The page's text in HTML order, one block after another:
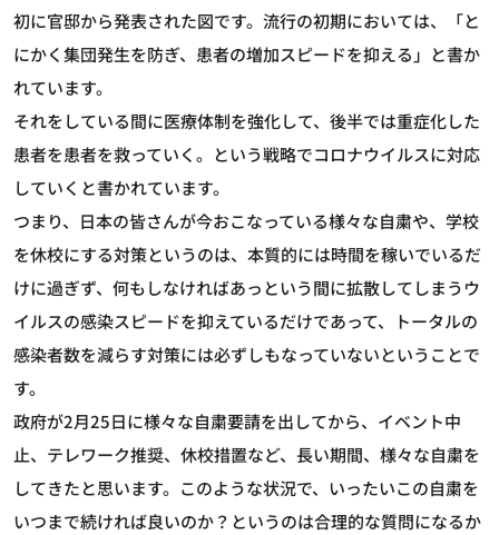
初に官邸から発表された図です。流行の初期においては、「と
にかく集団発生を防ぎ、患者の増加スピードを抑える」と書か
れています。
それをしている間に医療体制を強化して、後半では重症化した
患者を患者を救っていく。という戦略でコロナウイルスに対応
していくと書かれています。
つまり、日本の皆さんが今おこなっている様々な自粛や、学校
を休校にする対策というのは、本質的には時間を稼いでいるだ
けに過ぎず、何もしなければあっという間に拡散してしまうウ
イルスの感染スピードを抑えているだけであって、トータルの
感染者数を減らす対策には必ずしもなっていないということで
す。
政府が2月25日に様々な自粛要請を出してから、イベント中
止、テレワーク推奨、休校措置など、長い期間、様々な自粛を
してきたと思います。このような状況で、いったいこの自粛を
いつまで続ければ良いのか？というのは合理的な質問になるか